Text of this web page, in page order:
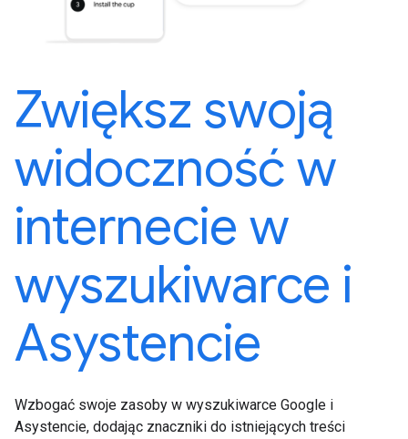
Zwiększ swoją
widoczność w
internecie w
wyszukiwarce i
Asystencie
Wzbogać swoje zasoby w wyszukiwarce Google i
Asystencie, dodając znaczniki do istniejących treści